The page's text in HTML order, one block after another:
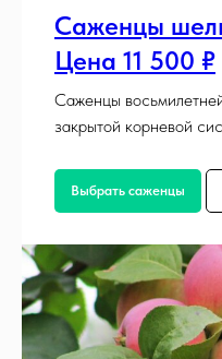
Саженцы
Цена 11 500 ₽
Саженцы
закрытой корневой
Выбрать саженцы